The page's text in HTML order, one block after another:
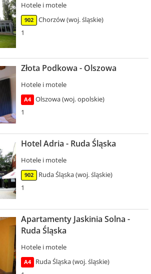
Hotele i motele
902
Chorzów (woj. śląskie)
1
Złota Podkowa - Olszowa
Hotele i motele
A4
Olszowa (woj. opolskie)
1
Hotel Adria - Ruda Śląska
Hotele i motele
902
Ruda Śląska (woj. śląskie)
1
Apartamenty Jaskinia Solna -
Ruda Śląska
Hotele i motele
A4
Ruda Śląska (woj. śląskie)